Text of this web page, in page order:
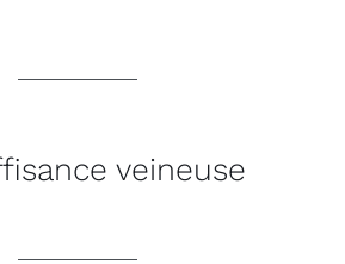
veineuse